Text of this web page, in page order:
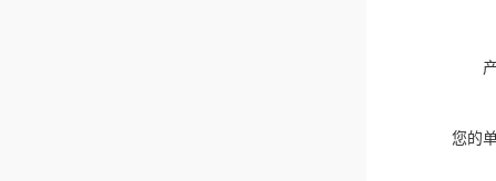
您的